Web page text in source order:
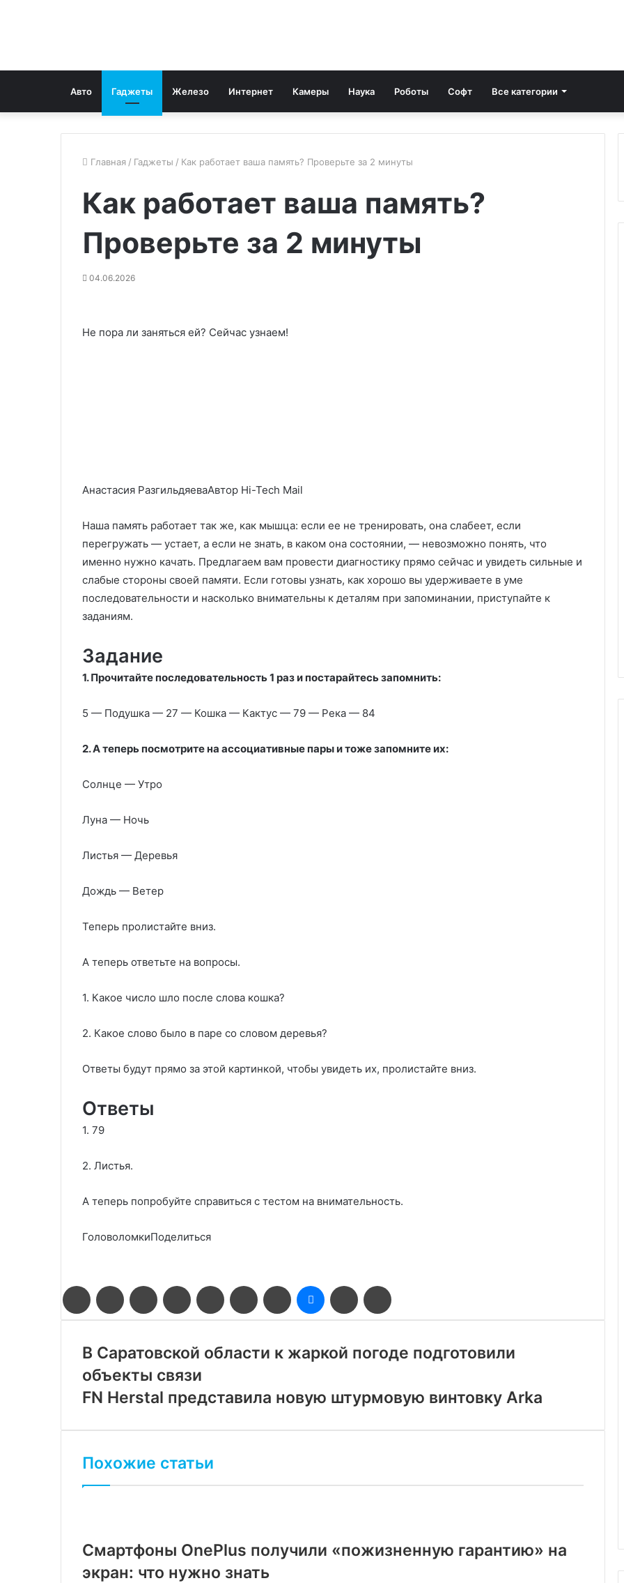
Авто Гаджеты Железо Интернет Камеры Наука Роботы Софт Все категории
Главная / Гаджеты / Как работает ваша память? Проверьте за 2 минуты
Как работает ваша память?
Проверьте за 2 минуты
04.06.2026
Не пора ли заняться ей? Сейчас узнаем!
Анастасия РазгильдяеваАвтор Hi-Tech Mail
Наша память работает так же, как мышца: если ее не тренировать, она слабеет, если
перегружать — устает, а если не знать, в каком она состоянии, — невозможно понять, что
именно нужно качать. Предлагаем вам провести диагностику прямо сейчас и увидеть сильные и
слабые стороны своей памяти. Если готовы узнать, как хорошо вы удерживаете в уме
последовательности и насколько внимательны к деталям при запоминании, приступайте к
заданиям.
Задание
1. Прочитайте последовательность 1 раз и постарайтесь запомнить:
5 — Подушка — 27 — Кошка — Кактус — 79 — Река — 84
2. А теперь посмотрите на ассоциативные пары и тоже запомните их:
Солнце — Утро
Луна — Ночь
Листья — Деревья
Дождь — Ветер
Теперь пролистайте вниз.
А теперь ответьте на вопросы.
1. Какое число шло после слова кошка?
2. Какое слово было в паре со словом деревья?
Ответы будут прямо за этой картинкой, чтобы увидеть их, пролистайте вниз.
Ответы
1. 79
2. Листья.
А теперь попробуйте справиться с тестом на внимательность.
ГоловоломкиПоделиться
FacebookTwitter LinkedIn Pinterest Reddit ВконтактеОдноклассники
MessengerПоделиться
через
электронную
В Саратовской области к жаркой погоде подготовили
объекты связи
FN Herstal представила новую штурмовую винтовку Arka
Похожие статьи
Смартфоны OnePlus получили «пожизненную гарантию» на
экран: что нужно знать